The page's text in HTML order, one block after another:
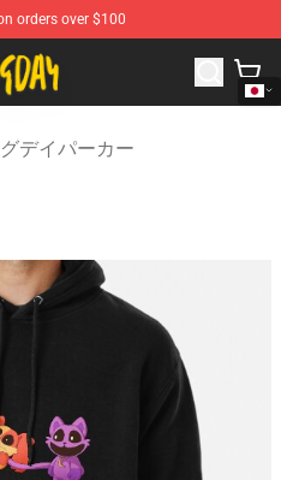
orders over $100
Merchandise Shop
グデイパーカー